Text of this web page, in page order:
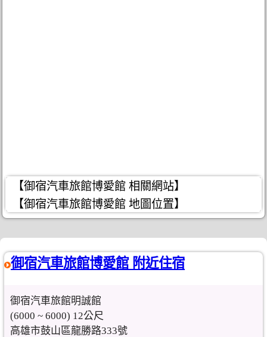
【御宿汽車旅館博愛館 相關網站】
【御宿汽車旅館博愛館 地圖位置】
御宿汽車旅館博愛館 附近住宿
御宿汽車旅館明誠館
(6000 ~ 6000) 12公尺
高雄市鼓山區龍勝路333號